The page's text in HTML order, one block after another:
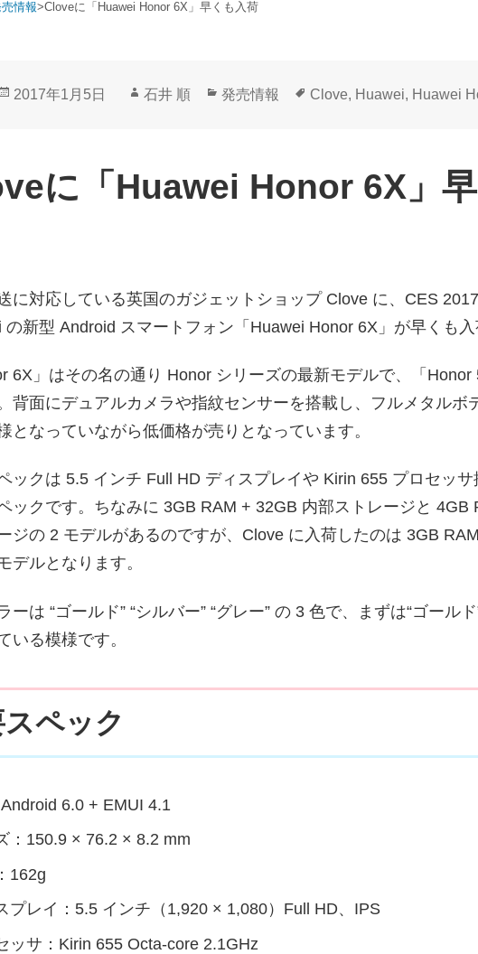
情報>Cloveに「Huawei Honor 6X」早くも入荷
投
2017年1月5日
作
石井 順
カ
リ
ー
発売情報
タ
Clove, Huawei, Huawei
に「Huawei Honor 6X」
に対応している英国のガジェットショップ Clove に、CES
の新型 Android スマートフォン「Huawei Honor 6X」が早くも入
6X」はその名の通り Honor シリーズの最新モデルで、「
背面にデュアルカメラや指紋センサーを搭載し、フルメタルボ
となっていながら低価格が売りとなっています。
ックは 5.5 インチ Full HD ディスプレイや Kirin 655 プロセッサ
ックです。ちなみに 3GB RAM + 32GB 内部ストレージと 4GB
ジの 2 モデルがあるのですが、Clove に入荷したのは 3GB
デルとなります。
ーは “ゴールド” “シルバー” “グレー” の 3 色で、まずは“ゴール
いる模様です。
ペック
6.0 + EMUI 4.1
：150.9 × 76.2 × 8.2 mm
162g
プレイ：5.5 インチ（1,920 × 1,080）Full HD、IPS
ッサ：Kirin 655 Octa-core 2.1GHz